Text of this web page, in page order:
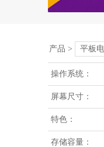
产品 > 平板
操作系统：
屏幕尺寸：
特色：
存储容量：